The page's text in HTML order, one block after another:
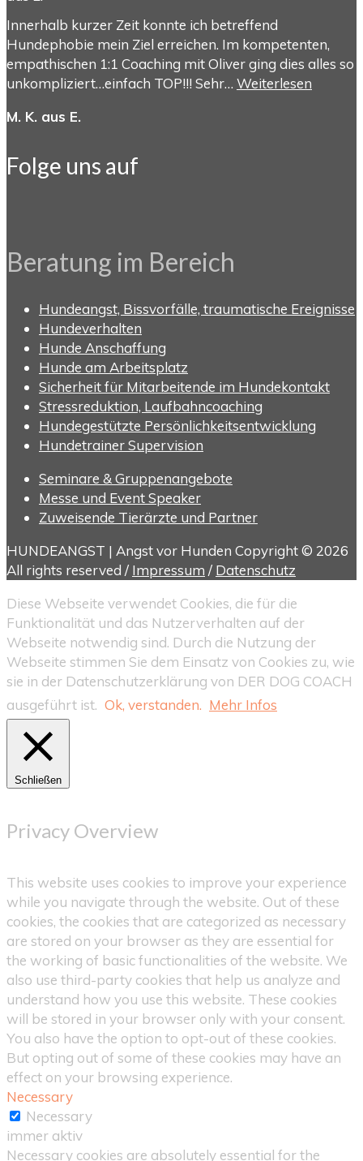
Innerhalb kurzer Zeit konnte ich betreffend
Hundephobie mein Ziel erreichen. Im kompetenten,
empathischen 1:1 Coaching mit Oliver ging dies alles so
unkompliziert…einfach TOP!!! Sehr… Weiterlesen
M. K. aus E.
Folge uns auf
Beratung im Bereich
Hundeangst, Bissvorfälle, traumatische Ereignisse
Hundeverhalten
Hunde Anschaffung
Hunde am Arbeitsplatz
Sicherheit für Mitarbeitende im Hundekontakt
Stressreduktion, Laufbahncoaching
Hundegestützte Persönlichkeitsentwicklung
Hundetrainer Supervision
Seminare & Gruppenangebote
Messe und Event Speaker
Zuweisende Tierärzte und Partner
HUNDEANGST | Angst vor Hunden Copyright © 2026
All rights reserved / Impressum / Datenschutz
Diese Webseite verwendet Cookies, die für die
Funktionalität und das Nutzerverhalten auf der
Webseite notwendig sind. Durch die Nutzung der
Webseite stimmen Sie dem Einsatz von Cookies zu, wie
sie in der Datenschutzerklärung von DER DOG COACH
ausgeführt ist. Ok, verstanden. Mehr Infos
Schließen
Privacy Overview
This website uses cookies to improve your experience
while you navigate through the website. Out of these
cookies, the cookies that are categorized as necessary
are stored on your browser as they are essential for
the working of basic functionalities of the website. We
also use third-party cookies that help us analyze and
understand how you use this website. These cookies
will be stored in your browser only with your consent.
You also have the option to opt-out of these cookies.
But opting out of some of these cookies may have an
effect on your browsing experience.
Necessary
Necessary
immer aktiv
Necessary cookies are absolutely essential for the